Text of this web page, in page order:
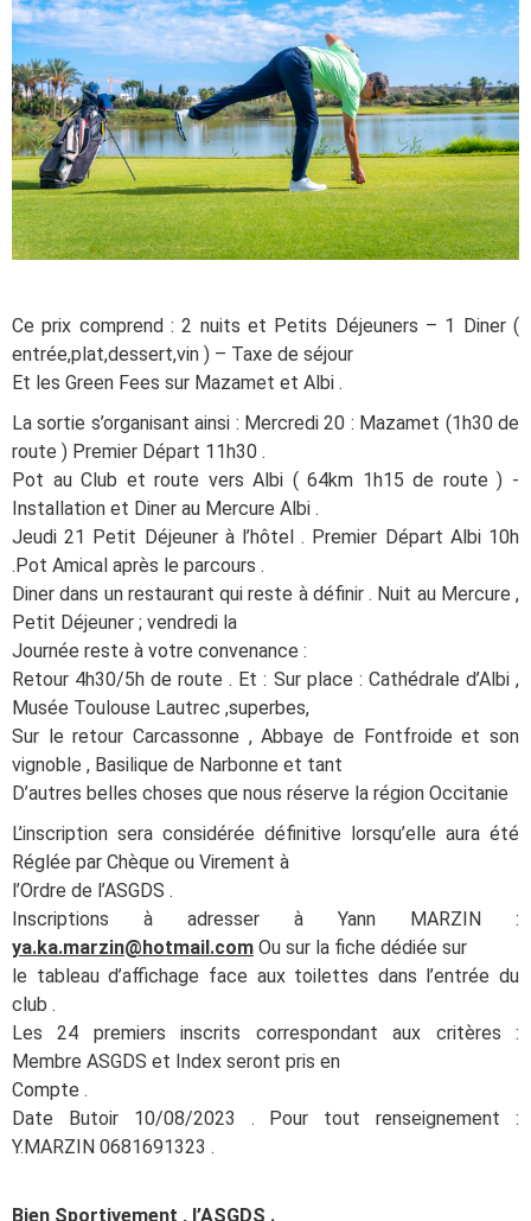
Ce prix comprend : 2 nuits et Petits Déjeuners – 1 Diner (
entrée,plat,dessert,vin ) – Taxe de séjour
Et les Green Fees sur Mazamet et Albi .
La sortie s’organisant ainsi : Mercredi 20 : Mazamet (1h30 de
route ) Premier Départ 11h30 .
Pot au Club et route vers Albi ( 64km 1h15 de route ) -
Installation et Diner au Mercure Albi .
Jeudi 21 Petit Déjeuner à l’hôtel . Premier Départ Albi 10h
.Pot Amical après le parcours .
Diner dans un restaurant qui reste à définir . Nuit au Mercure ,
Petit Déjeuner ; vendredi la
Journée reste à votre convenance :
Retour 4h30/5h de route . Et : Sur place : Cathédrale d’Albi ,
Musée Toulouse Lautrec ,superbes,
Sur le retour Carcassonne , Abbaye de Fontfroide et son
vignoble , Basilique de Narbonne et tant
D’autres belles choses que nous réserve la région Occitanie
L’inscription sera considérée définitive lorsqu’elle aura été
Réglée par Chèque ou Virement à
l’Ordre de l’ASGDS .
Inscriptions à adresser à Yann MARZIN :
ya.ka.marzin@hotmail.com Ou sur la fiche dédiée sur
le tableau d’affichage face aux toilettes dans l’entrée du
club .
Les 24 premiers inscrits correspondant aux critères :
Membre ASGDS et Index seront pris en
Compte .
Date Butoir 10/08/2023 . Pour tout renseignement :
Y.MARZIN 0681691323 .
Bien Sportivement , l’ASGDS .